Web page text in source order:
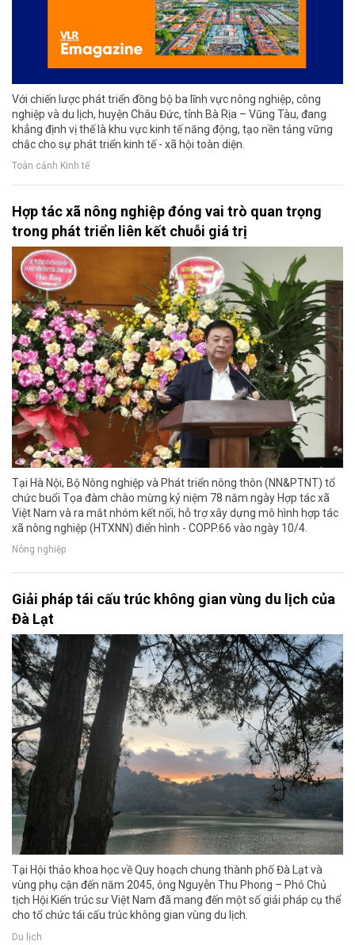
Với chiến lược phát triển đồng bộ ba lĩnh vực nông nghiệp, công
nghiệp và du lịch, huyện Châu Đức, tỉnh Bà Rịa – Vũng Tàu, đang
khẳng định vị thế là khu vực kinh tế năng động, tạo nền tảng vững
chắc cho sự phát triển kinh tế - xã hội toàn diện.
Toàn cảnh Kinh tế
Hợp tác xã nông nghiệp đóng vai trò quan trọng
trong phát triển liên kết chuỗi giá trị
Tại Hà Nội, Bộ Nông nghiệp và Phát triển nông thôn (NN&PTNT) tổ
chức buổi Tọa đàm chào mừng kỷ niệm 78 năm ngày Hợp tác xã
Việt Nam và ra mắt nhóm kết nối, hỗ trợ xây dựng mô hình hợp tác
xã nông nghiệp (HTXNN) điển hình - COPP.66 vào ngày 10/4.
Nông nghiệp
Giải pháp tái cấu trúc không gian vùng du lịch của
Đà Lạt
Tại Hội thảo khoa học về Quy hoạch chung thành phố Đà Lạt và
vùng phụ cận đến năm 2045, ông Nguyễn Thu Phong – Phó Chủ
tịch Hội Kiến trúc sư Việt Nam đã mang đến một số giải pháp cụ thể
cho tổ chức tái cấu trúc không gian vùng du lịch.
Du lịch